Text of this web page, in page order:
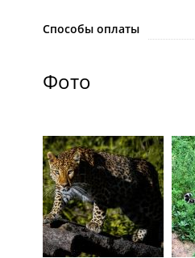
Способы оплаты
Фото